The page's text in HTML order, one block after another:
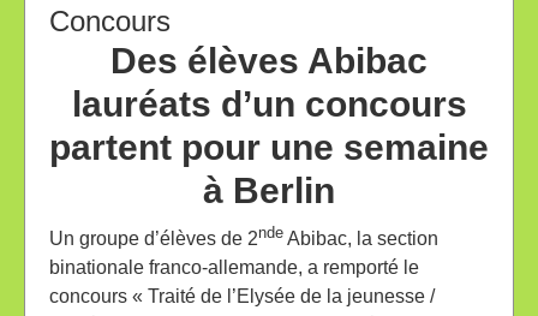
Concours
Des élèves Abibac
lauréats d’un concours
partent pour une semaine
à Berlin
Un groupe d’élèves de 2nde Abibac, la section
binationale franco-allemande, a remporté le
concours « Traité de l’Elysée de la jeunesse /